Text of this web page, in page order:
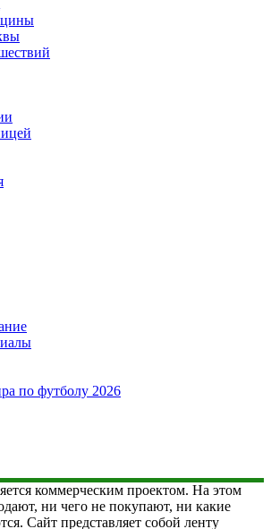
по футболу 2026
коммерческим проектом. На этом
ни чего не покупают, ни какие
Сайт представляет собой ленту